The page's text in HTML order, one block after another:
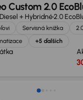
Custom 2.0
Diesel + Hybridné2.0
Servisná knižka
+5 ďalších
€